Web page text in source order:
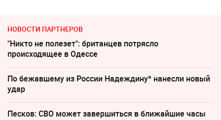
НОВОСТИ ПАРТНЕРОВ
"Никто не полезет": британцев потрясло
происходящее в Одессе
По бежавшему из России Надеждину* нанесли новый
удар
Песков: СВО может завершиться в ближайшие часы